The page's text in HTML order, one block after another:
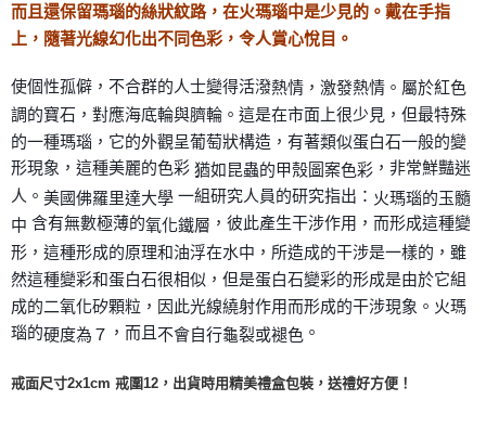
賣家宅配幫您送（台灣）
每筆NT$80，滿NT$3,000(含以上)免運費
郵局幫你送（離島）
每筆NT$80，滿NT$3,000(含以上)免運費
付款後門市自取
免運費
而且還保留瑪瑙的絲狀紋路，在火瑪瑙中是少見的。戴在手指
上，隨著光線幻化出不同色彩，令人賞心悅目。
使個性孤僻，不合群的人士變得活潑熱情，激發熱情。屬於紅色
調的寶石，對應海底輪與臍輪。這是在市面上很少見，但最特殊
的一種瑪瑙，它的外觀呈葡萄狀構造，有著類似蛋白石一般的變
形現象，這種美麗的色彩 猶如昆蟲的甲殼圖案色彩 ，非常鮮豔迷
人。 美國佛羅里達大學 一組研究人員的研究指出： 火瑪瑙的玉髓
中 含有無數極薄的氧化鐵層 ，彼此產生干涉作用，而形成這種變
形，這種形成的原理和油浮在水中，所造成的干涉是一樣的，雖
然這種變彩和蛋白石很相似，但是蛋白石變彩的形成是由於它組
成的二氧化矽顆粒，因此光線繞射作用而形成的干涉現象。火瑪
瑙的硬度為７ ，而且 不會自行龜裂或褪色 。
戒面尺寸2x1cm 戒圍12，出貨時用精美禮盒包裝，送禮好方便！